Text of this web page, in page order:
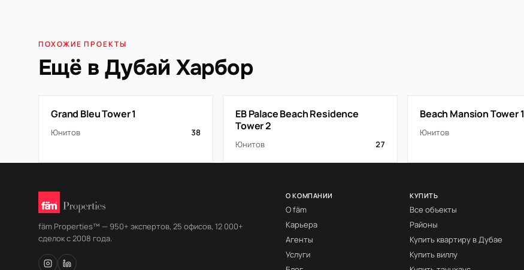
ПОХОЖИЕ ПРОЕКТЫ
Ещё в Дубай Харбор
Grand Bleu Tower 1
Юнитов 38
EB Palace Beach Residence
Tower 2
Юнитов 27
Beach Mansion Tower 1
Юнитов
fäm Properties™ — 950+ экспертов, 25 офисов, 12 000+
сделок с 2008 года.
О КОМПАНИИ
О fäm
Карьера
Агенты
Услуги
КУПИТЬ
Все объекты
Районы
Купить квартиру в Дубае
Купить виллу